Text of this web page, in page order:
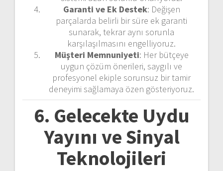
Garanti ve Ek Destek: Değişen
parçalarda belirli bir süre ek garanti
sunarak, tekrar aynı sorunla
karşılaşılmasını engelliyoruz.
Müşteri Memnuniyeti: Her bütçeye
uygun çözüm önerileri, saygılı ve
profesyonel ekiple sorunsuz bir tamir
deneyimi sağlamaya özen gösteriyoruz.
6. Gelecekte Uydu
Yayını ve Sinyal
Teknolojileri